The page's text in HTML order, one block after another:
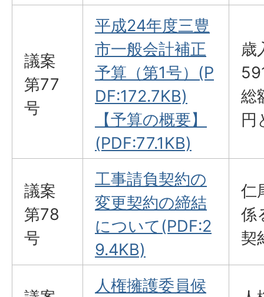
議案
第77
号
平成24年度三豊
市一般会計補正
予算（第1号）(P
DF:172.7KB)
【予算の概要】
(PDF:77.1KB)
歳
総
円
議案
第78
号
工事請負契約の
変更契約の締結
について(PDF:2
9.4KB)
仁
係
契
人権擁護委員候